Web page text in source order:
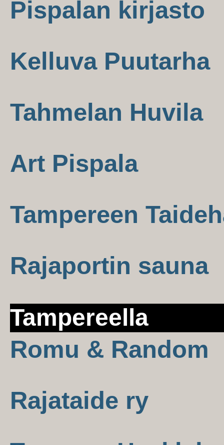
Pispalan kirjasto
Kelluva Puutarha
Tahmelan Huvila
Art Pispala
Tampereen
Rajaportin sauna
Tampereella
Romu & Random
Rajataide ry